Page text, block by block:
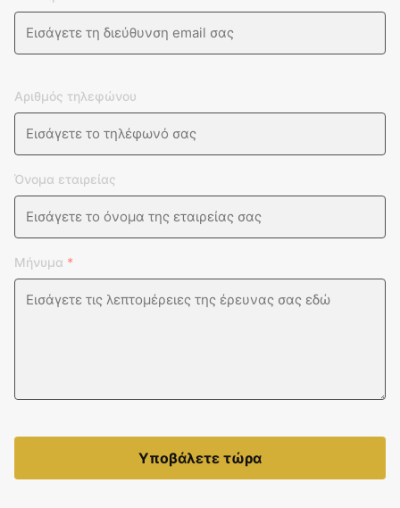
Αριθμός τηλεφώνου
Όνομα εταιρείας
Μήνυμα *
Υποβάλετε τώρα